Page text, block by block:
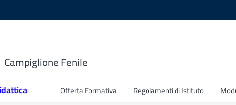
Fenile
Offerta Formativa Regolamenti di Istituto